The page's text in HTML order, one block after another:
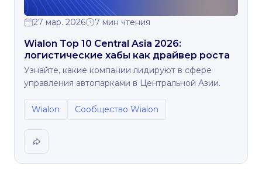
27 мар. 2026 7 мин чтения
Wialon Top 10 Central Asia 2026:
логистические хабы как драйвер роста
Узнайте, какие компании лидируют в сфере
управления автопарками в Центральной Азии.
Wialon Сообщество Wialon